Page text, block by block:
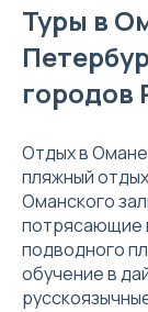
Туры в
городов
Отдых в
пляжный
Оманского
потрясающие
подводного
обучение в